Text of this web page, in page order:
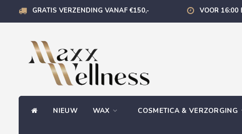
GRATIS VERZENDING VANAF €150,- VOOR 16:00
NIEUW WAX COSMETICA & VERZORGING